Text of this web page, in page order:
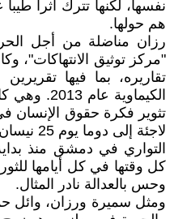
نفسها، لكنها تترك أثراً
هم حولها.
رزان مناضلة من أجل
"مركز توثيق الانتهاكات"،
تقاريره، بما فيها
الكيماوية
تثوير فكرة حقوق الإنسان
التواري في دمشق منذ
كل وقتها في كل أيامها
وحس بالعدالة نادر المثال.
ومثل سميرة ورزان، وائل